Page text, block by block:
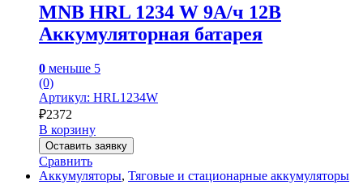
MNB HRL 1234 W 9А/ч 12В
Аккумуляторная батарея
0 меньше 5
(0)
Артикул: HRL1234W
₽2372
В корзину
Оставить заявку
Сравнить
Аккумуляторы, Тяговые и стационарные аккумуляторы